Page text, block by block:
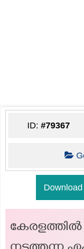
ID:#79367